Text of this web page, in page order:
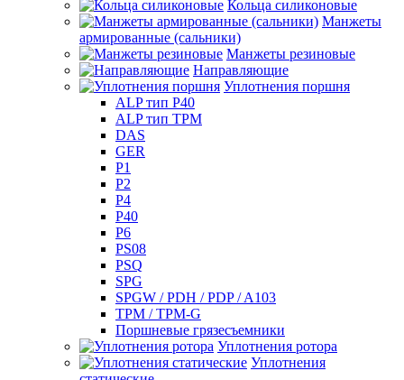
Кольца силиконовые
Манжеты
армированные (сальники)
Манжеты резиновые
Направляющие
Уплотнения поршня
ALP тип P40
ALP тип TPM
DAS
GER
P1
P2
P4
P40
P6
PS08
PSQ
SPG
SPGW / PDH / PDP / A103
TPM / TPM-G
Поршневые грязесъемники
Уплотнения ротора
Уплотнения